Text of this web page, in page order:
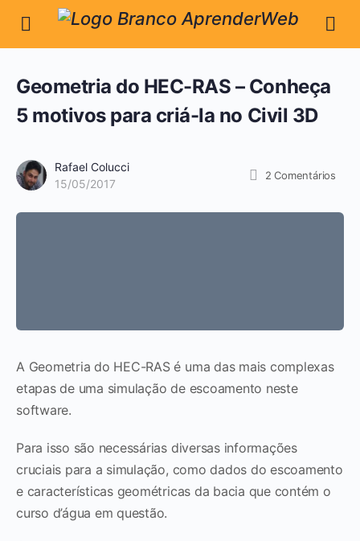
Geometria do HEC-RAS – Conheça
5 motivos para criá-la no Civil 3D
Rafael Colucci
15/05/2017
2Comentários
A Geometria do HEC-RAS é uma das mais complexas
etapas de uma simulação de escoamento neste
software.
Para isso são necessárias diversas informações
cruciais para a simulação, como dados do escoamento
e características geométricas da bacia que contém o
curso d’água em questão.